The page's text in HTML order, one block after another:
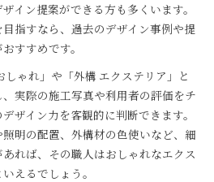
イン提案ができる方も多くいます。
指すなら、過去のデザイン事例や提
すすめです。
ゃれ」や「外構 エクステリア」と
実際の施工写真や利用者の評価をチ
ザイン力を客観的に判断できます。
明の配置、外構材の色使いなど、細
れば、その職人はおしゃれなエクス
えるでしょう。